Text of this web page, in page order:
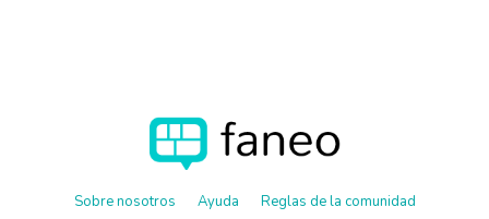
Sobre nosotros Ayuda Reglas de la comunidad